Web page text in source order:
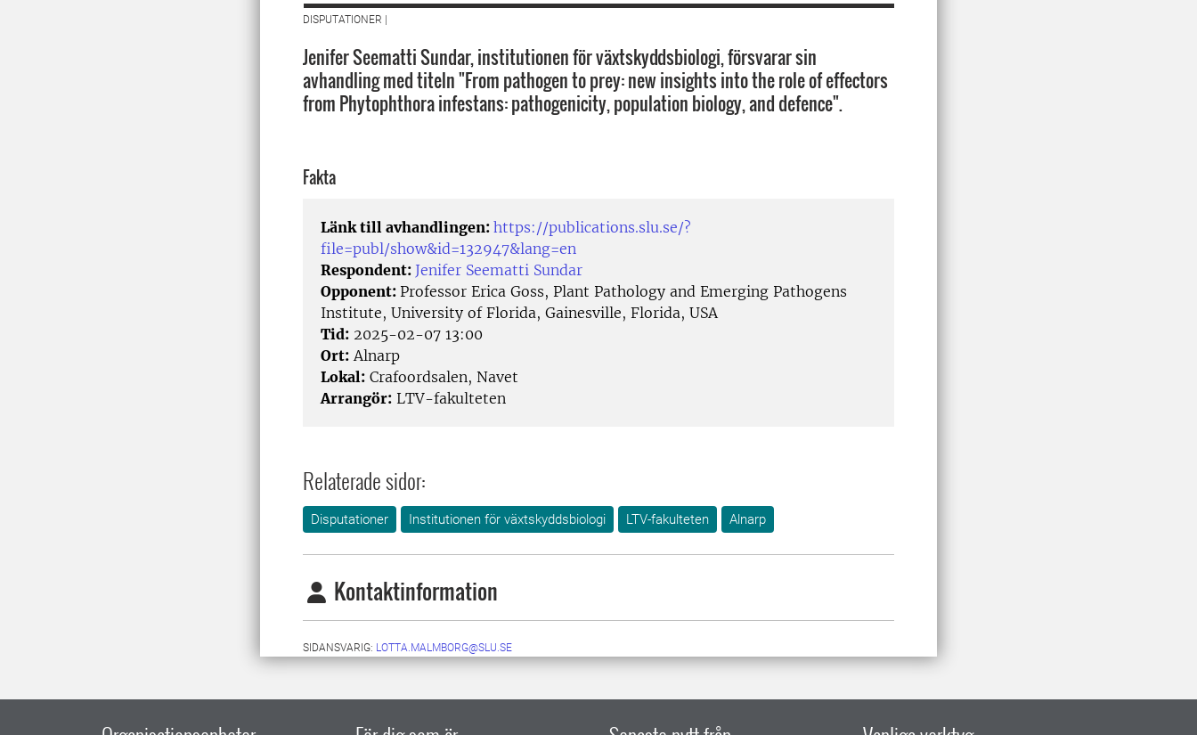
DISPUTATIONER |
Jenifer Seematti Sundar, institutionen för växtskyddsbiologi, försvarar sin
avhandling med titeln "From pathogen to prey: new insights into the role of effectors
from Phytophthora infestans: pathogenicity, population biology, and defence".
Fakta
Länk till avhandlingen: https://publications.slu.se/?
file=publ/show&id=132947&lang=en
Respondent: Jenifer Seematti Sundar
Opponent: Professor Erica Goss, Plant Pathology and Emerging Pathogens
Institute, University of Florida, Gainesville, Florida, USA
Tid: 2025-02-07 13:00
Ort: Alnarp
Lokal: Crafoordsalen, Navet
Arrangör: LTV-fakulteten
Relaterade sidor:
Disputationer Institutionen för växtskyddsbiologi LTV-fakulteten Alnarp
Kontaktinformation
SIDANSVARIG: LOTTA.MALMBORG@SLU.SE